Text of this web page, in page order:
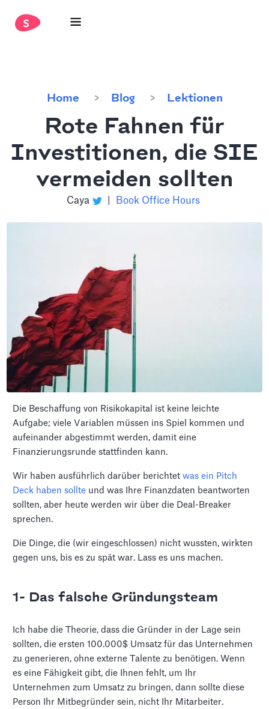
Home Blog Lektionen
Rote Fahnen für
Investitionen, die SIE
vermeiden sollten
Caya Book Office Hours
Die Beschaffung von Risikokapital ist keine leichte
Aufgabe; viele Variablen müssen ins Spiel kommen und
aufeinander abgestimmt werden, damit eine
Finanzierungsrunde stattfinden kann.
Wir haben ausführlich darüber berichtetwas ein Pitch
Deck haben sollte und was Ihre Finanzdaten beantworten
sollten, aber heute werden wir über die Deal-Breaker
sprechen.
Die Dinge, die (wir eingeschlossen) nicht wussten, wirkten
gegen uns, bis es zu spät war. Lass es uns machen.
1- Das falsche Gründungsteam
Ich habe die Theorie, dass die Gründer in der Lage sein
sollten, die ersten 100.000$ Umsatz für das Unternehmen
zu generieren, ohne externe Talente zu benötigen. Wenn
es eine Fähigkeit gibt, die Ihnen fehlt, um Ihr
Unternehmen zum Umsatz zu bringen, dann sollte diese
Person Ihr Mitbegründer sein, nicht Ihr Mitarbeiter.